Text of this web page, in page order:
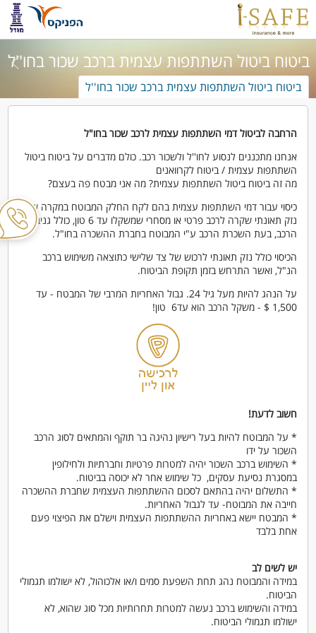
ביטוח ביטול השתתפות עצמית ברכב שכור בחו''ל
ביטוח ביטול השתתפות עצמית ברכב שכור בחו''ל
הרחבה לביטול דמי השתתפות עצמית לרכב שכור בחו"ל
אנחנו מתכננים לנסוע לחו''ל ולשכור רכב. כולם מדברים על ביטוח ביטול
השתתפות עצמית / ביטוח לקרוואנים
מה זה ביטוח ביטול השתתפות עצמית? מה אני מבטח פה בעצם?
כיסוי עבור דמי השתתפות עצמית בהם לקח החלק המבוטח במקרה של
נזק תאונתי שקרה לרכב פרטי או מסחרי שמשקלו עד 6 טון, כולל גניבת
הרכב, בעת השכרת הרכב ע"י המבוטח בחברת ההשכרה בחו"ל.
הכיסוי כולל נזק תאונתי לרכוש של צד שלישי כתוצאה משימוש ברכב
הנ"ל, ואשר התרחש בזמן תקופת הביטוח.
על הנהג להיות מעל גיל 24. גבול האחריות המרבי של המבטח - עד
1,500 $ - משקל הרכב הוא עד6 טון!
חשוב לדעת!
* על המבוטח להיות בעל רישיון נהיגה בר תוקף והמתאים לסוג הרכב
השכור על ידו
* השימוש ברכב השכור יהיה למטרות פרטיות וחברתיות ולחילופין
במסגרת נסיעת עסקים, כל שימוש אחר לא יכוסה בביטוח.
* התשלום יהיה בהתאם לסכום ההשתתפות העצמית שחברת ההשכרה
חייבה את המבוטח- עד לגבול האחריות.
* המבטח יישא באחריות ההשתתפות העצמית וישלם את הפיצוי פעם
אחת בלבד
יש לשים לב
במידה והמבוטח נהג תחת השפעת סמים ו/או אלכוהול, לא ישולמו תגמולי
הביטוח.
במידה והשימוש ברכב נעשה למטרות תחרותיות מכל סוג שהוא, לא
ישולמו תגמולי הביטוח.